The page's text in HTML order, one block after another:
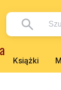
Książki